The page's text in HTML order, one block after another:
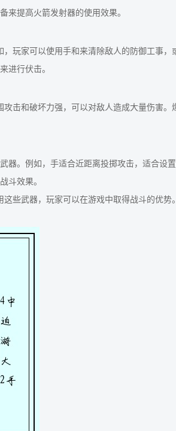
来提高火箭发射器的使用效果。
玩家可以使用手和来清除敌人的防御工事
进行伏击。
击和破坏力强，可以对敌人造成大量伤害
。例如，手适合近距离投掷攻击，适合设
斗效果。
些武器，玩家可以在游戏中取得战斗的优